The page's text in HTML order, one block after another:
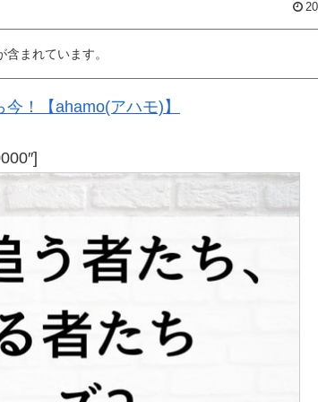
まれています。
！【ahamo(アハモ)】